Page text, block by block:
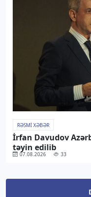
RƏSMI XƏBƏR
İrfan Davudov
təyin edilib
07.08.2026 33